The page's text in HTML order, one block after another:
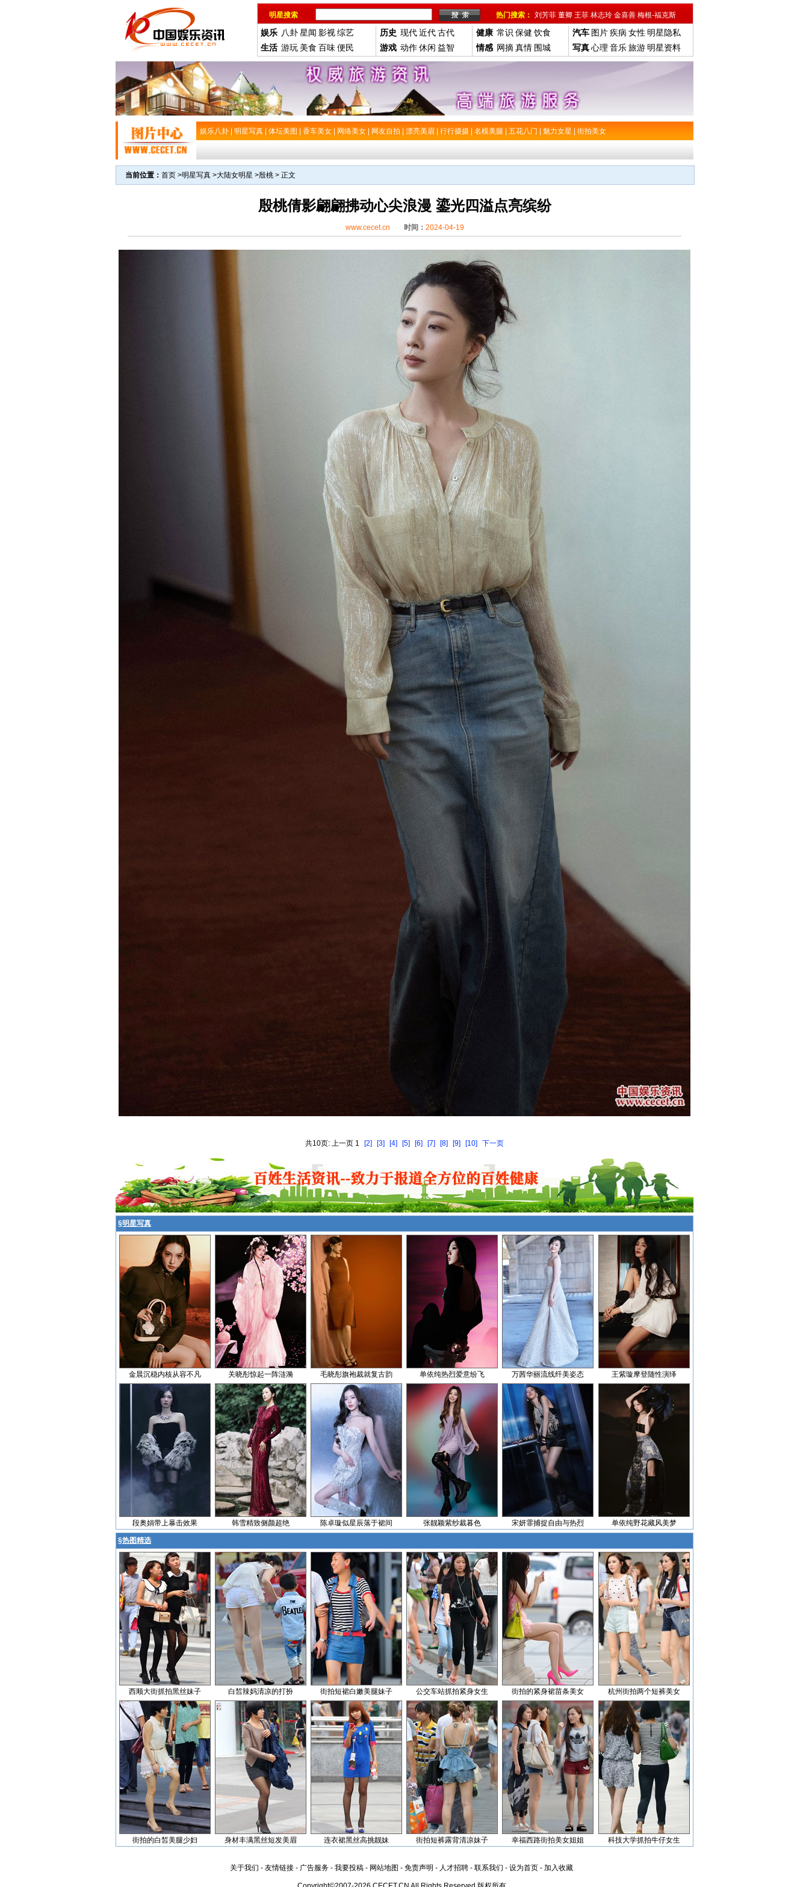
明星搜索 热门搜索： 刘芳菲 董卿 王菲 林志玲 金喜善 梅根-福克斯
娱乐 八卦星闻 影视综艺
生活 游玩 美食 百味便民
历史 现代近代古代
游戏 动作休闲 益智
健康 常识 保健 饮食
情感 网摘真情 围城
汽车 图片疾病 女性 明星隐私
写真心理 音乐旅游 明星资料
娱乐八卦 明星写真 体坛美图 香车美女 网络美女 网友自拍 漂亮美眉 行行摄摄 名模美腿 五花八门 魅力女星 街拍美女
当前位置： 首页 >明星写真 >大陆女明星 >殷桃 > 正文
殷桃倩影翩翩拂动心尖浪漫 鎏光四溢点亮缤纷
www.cecet.cn 时间： 2024-04-19
共10页: 上一页 1 [2] [3] [4] [5] [6] [7] [8] [9] [10] 下一页
§明星写真
金晨沉稳内核从容不凡 关晓彤惊起一阵涟漪 毛晓彤旗袍裁就复古韵 单依纯热烈爱意纷飞 万茜华丽流线纤美姿态 王紫璇摩登随性演绎
段奥娟带上暴击效果 韩雪精致侧颜超绝 陈卓璇似星辰落于裙间 张靓颖紫纱裁暮色 宋妍霏捕捉自由与热烈 单依纯野花藏风美梦
§热图精选
西顺大街抓拍黑丝妹子 白皙辣妈清凉的打扮 街拍短裙白嫩美腿妹子 公交车站抓拍紧身女生 街拍的紧身裙苗条美女 杭州街拍两个短裤美女
街拍的白皙美腿少妇 身材丰满黑丝短发美眉 连衣裙黑丝高挑靓妹 街拍短裤露背清凉妹子 幸福西路街拍美女姐姐 科技大学抓拍牛仔女生
关于我们 - 友情链接 - 广告服务 - 我要投稿 - 网站地图 - 免责声明 - 人才招聘 - 联系我们 - 设为首页 - 加入收藏